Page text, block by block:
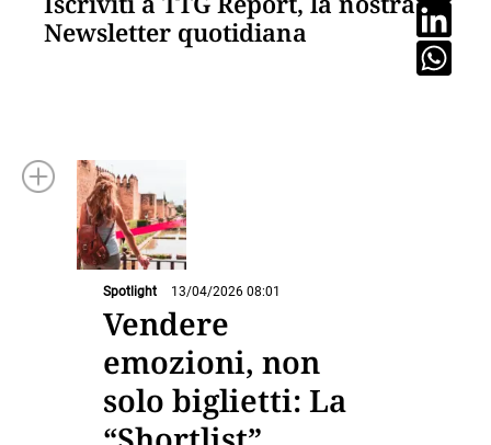
Newsletter quotidiana
Spotlight 13/04/2026 08:01
Vendere
emozioni, non
solo biglietti: La